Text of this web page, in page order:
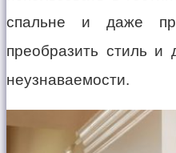
спальне и даже
преобразить стиль
неузнаваемости.